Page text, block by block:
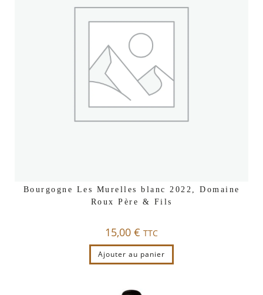
Bourgogne Les Murelles blanc 2022, Domaine
Roux Père & Fils
15,00 € TTC
Ajouter au panier